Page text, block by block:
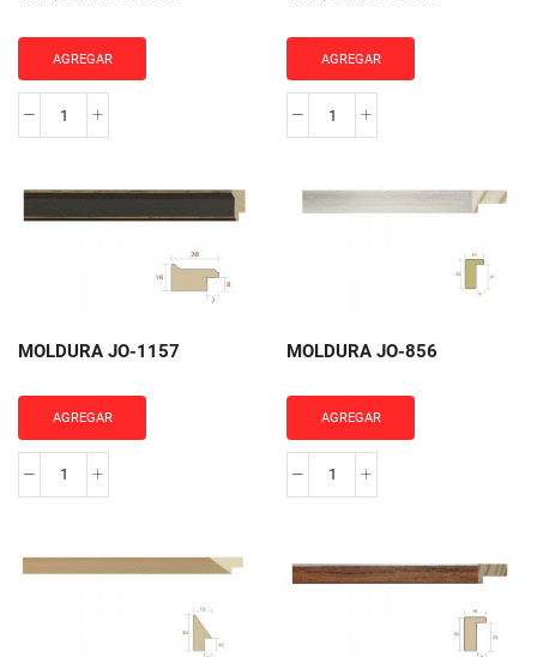
AGREGAR
MOLDURA
1145
cantidad
AGREGAR
MOLDURA
911
cantidad
MOLDURA JO-1157
AGREGAR
MOLDURA
cantidad
MOLDURA JO-856
AGREGAR
MOLDURA
cantidad